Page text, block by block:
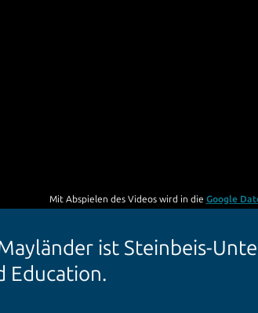
Mit Abspielen des Videos wird in die Google
ist Steinbeis-
Education.